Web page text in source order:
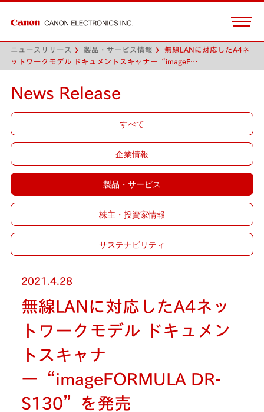
ニュースリリース 製品・サービス情報
無線LANに対応したA4ネ
ットワークモデル ドキュメントスキャナー“imageF…
News Release
すべて
企業情報
製品・サービス
株主・投資家情報
サステナビリティ
2021.4.28
無線LANに対応したA4ネッ
トワークモデル ドキュメン
トスキャナ
ー“imageFORMULA DR-
S130”を発売